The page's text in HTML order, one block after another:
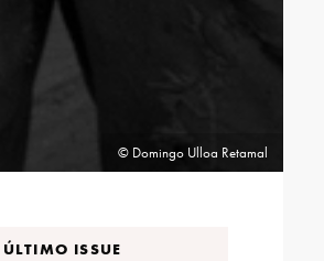
© Domingo Ulloa Retamal
ÚLTIMO ISSUE